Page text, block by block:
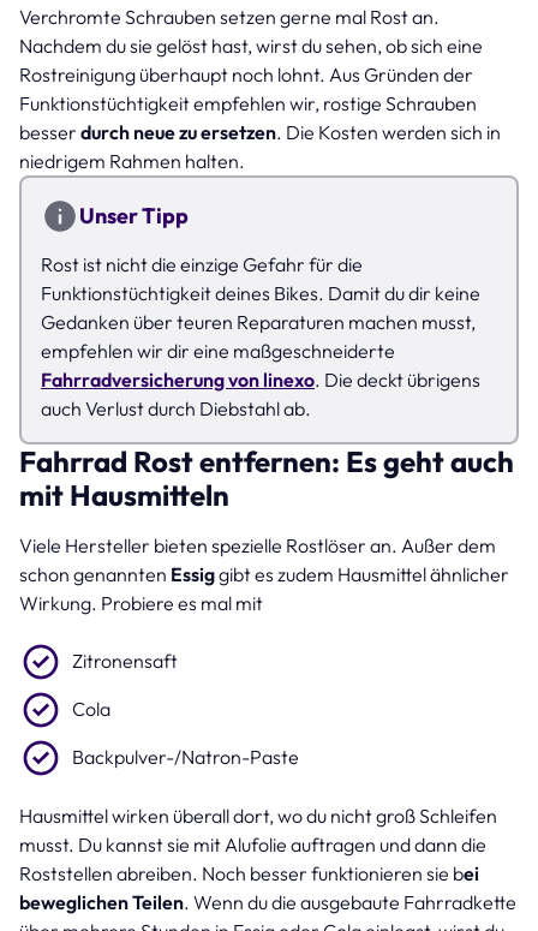
Verchromte Schrauben setzen gerne mal Rost an.
Nachdem du sie gelöst hast, wirst du sehen, ob sich eine
Rostreinigung überhaupt noch lohnt. Aus Gründen der
Funktionstüchtigkeit empfehlen wir, rostige Schrauben
besser durch neue zu ersetzen. Die Kosten werden sich in
niedrigem Rahmen halten.
Unser Tipp
Rost ist nicht die einzige Gefahr für die
Funktionstüchtigkeit deines Bikes. Damit du dir keine
Gedanken über teuren Reparaturen machen musst,
empfehlen wir dir eine maßgeschneiderte
Fahrradversicherung von linexo. Die deckt übrigens
auch Verlust durch Diebstahl ab.
Fahrrad Rost entfernen: Es geht auch
mit Hausmitteln
Viele Hersteller bieten spezielle Rostlöser an. Außer dem
schon genannten Essiggibt es zudem Hausmittel ähnlicher
Wirkung. Probiere es mal mit
Zitronensaft
Cola
Backpulver-/Natron-Paste
Hausmittel wirken überall dort, wo du nicht groß Schleifen
musst. Du kannst sie mit Alufolie auftragen und dann die
Roststellen abreiben. Noch besser funktionieren sie bei
beweglichen Teilen. Wenn du die ausgebaute Fahrradkette